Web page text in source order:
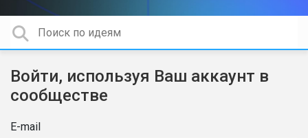
Войти, используя Ваш аккаунт в
сообществе
E-mail